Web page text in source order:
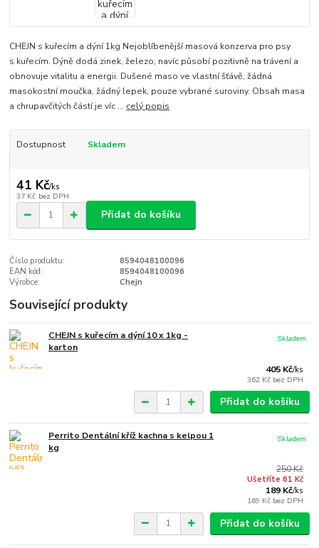
CHEJN s kuřecím a dýní 1kg Nejoblíbenější masová konzerva pro psy
s kuřecím. Dýně dodá zinek, železo, navíc působí pozitivně na trávení a
obnovuje vitalitu a energii. Dušené maso ve vlastní šťávě, žádná
masokostní moučka, žádný lepek, pouze vybrané suroviny. Obsah masa
a chrupavčitých částí je víc ... celý popis
Dostupnost Skladem
41 Kč/ks
37 Kč bez DPH
Přidat do košíku
Číslo produktu:
8594048100096
EAN kód:
8594048100096
Výrobce:
Chejn
Související produkty
CHEJN s kuřecím a dýní 10 x 1kg -
karton
405 Kč/ks
362 Kč bez DPH
Skladem
Přidat do košíku
Perrito Dentální kříž kachna s kelpou 1
kg
250 Kč
Ušetříte 61 Kč
189 Kč/ks
169 Kč bez DPH
Skladem
Přidat do košíku